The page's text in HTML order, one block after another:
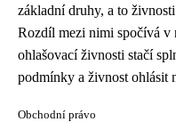
základní druhy, a to
Rozdíl mezi nimi spočívá v
ohlašovací živnosti stačí
podmínky a živnost ohlásit
Obchodní právo